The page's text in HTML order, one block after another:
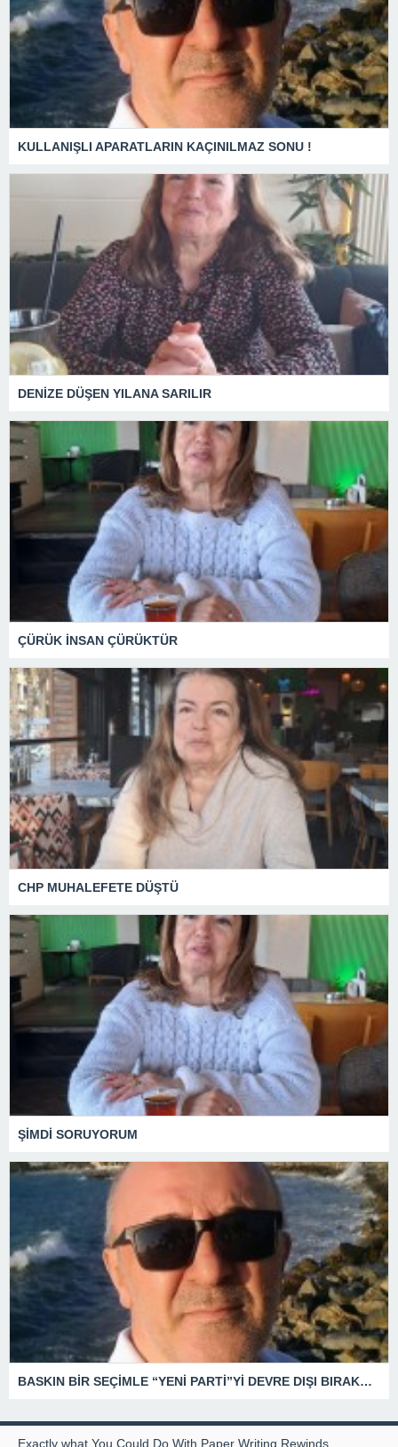
KULLANIŞLI APARATLARIN KAÇINILMAZ SONU !
DENİZE DÜŞEN YILANA SARILIR
ÇÜRÜK İNSAN ÇÜRÜKTÜR
CHP MUHALEFETE DÜŞTÜ
ŞİMDİ SORUYORUM
BASKIN BİR SEÇİMLE “YENİ PARTİ”Yİ DEVRE DIŞI BIRAKMAK İÇİN DÜĞMEYE Mİ BASILDI?
Exactly what You Could Do With Paper Writing Rewinds